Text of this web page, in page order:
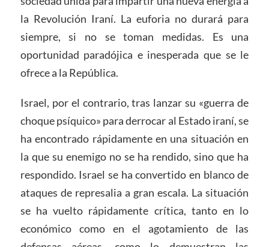
la Revolución Iraní. La euforia no durará para
siempre, si no se toman medidas. Es una
oportunidad paradójica e inesperada que se le
ofrece a la República.
Israel, por el contrario, tras lanzar su «guerra de
choque psíquico» para derrocar al Estado iraní, se
ha encontrado rápidamente en una situación en
la que su enemigo no se ha rendido, sino que ha
respondido. Israel se ha convertido en blanco de
ataques de represalia a gran escala. La situación
se ha vuelto rápidamente crítica, tanto en lo
económico como en el agotamiento de las